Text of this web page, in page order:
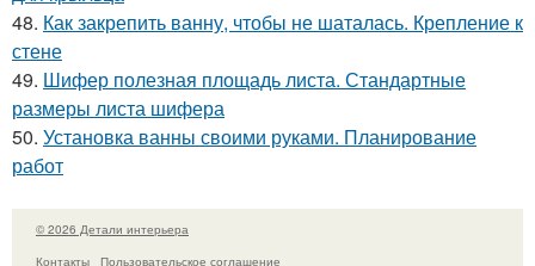
48. Как закрепить ванну, чтобы не шаталась. Крепление к
стене
49. Шифер полезная площадь листа. Стандартные
размеры листа шифера
50. Установка ванны своими руками. Планирование
работ
© 2026 Детали интерьера
Контакты
Пользовательское соглашение